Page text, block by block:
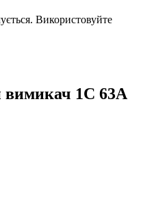
Використовуйте
1C 63А